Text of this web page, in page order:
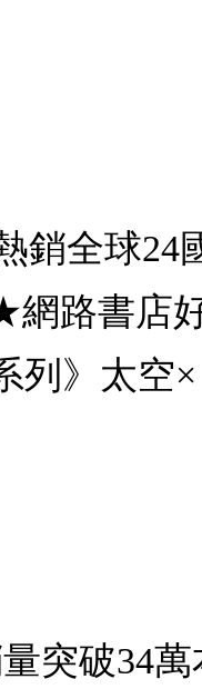
銷全球24
路書店
列》太空×
突破34